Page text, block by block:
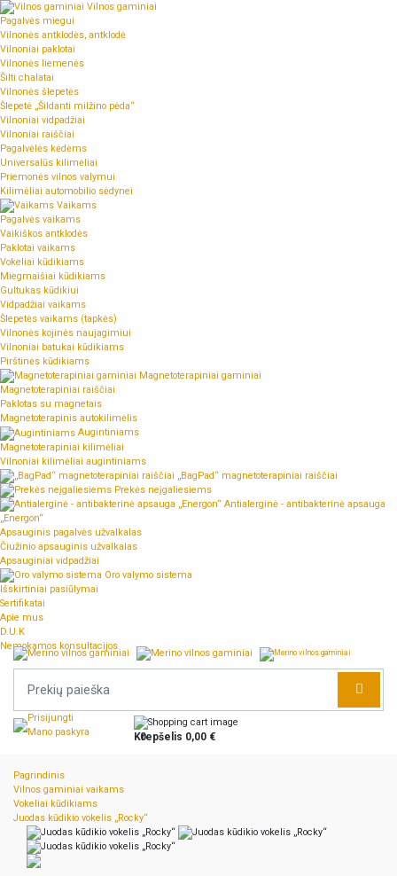
Vilnos gaminiai
Pagalvės miegui
Vilnonės antklodės, antklodė
Vilnoniai paklotai
Vilnonės liemenės
Šilti chalatai
Vilnonės šlepetės
Šlepetė „Šildanti milžino pėda“
Vilnoniai vidpadžiai
Vilnoniai raiščiai
Pagalvėlės kėdėms
Universalūs kilimėliai
Priemonės vilnos valymui
Kilimėliai automobilio sėdynei
Vaikams
Pagalvės vaikams
Vaikiškos antklodės
Paklotai vaikams
Vokeliai kūdikiams
Miegmaišiai kūdikiams
Gultukas kūdikiui
Vidpadžiai vaikams
Šlepetės vaikams (tapkės)
Vilnonės kojinės naujagimiui
Vilnoniai batukai kūdikiams
Pirštinės kūdikiams
Magnetoterapiniai gaminiai
Magnetoterapiniai raiščiai
Paklotas su magnetais
Magnetoterapinis autokilimėlis
Augintiniams
Magnetoterapiniai kilimėliai
Vilnoniai kilimėliai augintiniams
„BagPad“ magnetoterapiniai raiščiai
Prekės neįgaliesiems
Antialerginė - antibakterinė apsauga
„Energon“
Apsauginis pagalvės užvalkalas
Čiužinio apsauginis užvalkalas
Apsauginiai vidpadžiai
Oro valymo sistema
Išskirtiniai pasiūlymai
Sertifikatai
Apie mus
D.U.K
Nemokamos konsultacijos
Prisijungti
Mano paskyra
0
Krepšelis 0,00 €
Pagrindinis
Vilnos gaminiai vaikams
Vokeliai kūdikiams
Juodas kūdikio vokelis „Rocky“